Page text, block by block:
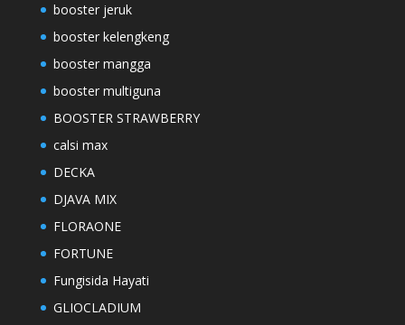
booster jeruk
booster kelengkeng
booster mangga
booster multiguna
BOOSTER STRAWBERRY
calsi max
DECKA
DJAVA MIX
FLORAONE
FORTUNE
Fungisida Hayati
GLIOCLADIUM